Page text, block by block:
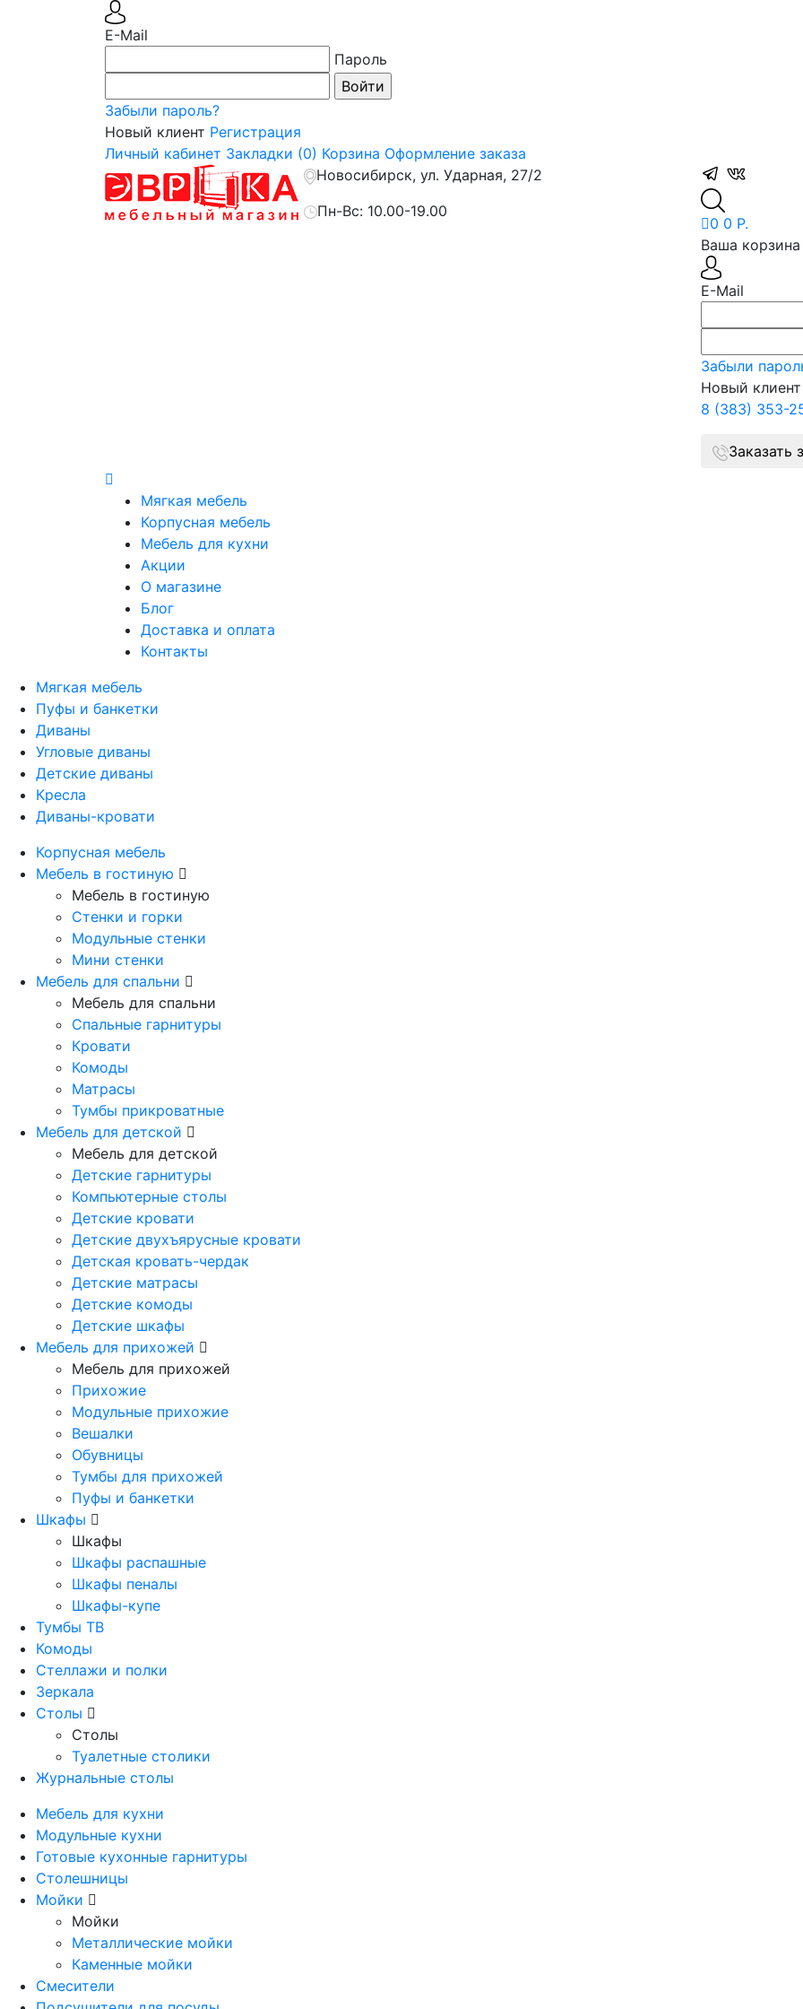
E-Mail
Пароль
Забыли пароль?
Новый клиент Регистрация
Личный кабинет Закладки (0) Корзина Оформление заказа
Новосибирск, ул. Ударная, 27/2
Пн-Вс: 10.00-19.00
0 0 Р.
Ваша корзина
E-Mail
Забыли
Новый клиент
8 (383) 353-
Заказать
Мягкая мебель
Корпусная мебель
Мебель для кухни
Акции
О магазине
Блог
Доставка и оплата
Контакты
Мягкая мебель
Пуфы и банкетки
Диваны
Угловые диваны
Детские диваны
Кресла
Диваны-кровати
Корпусная мебель
Мебель в гостиную
Мебель в гостиную
Стенки и горки
Модульные стенки
Мини стенки
Мебель для спальни
Мебель для спальни
Спальные гарнитуры
Кровати
Комоды
Матрасы
Тумбы прикроватные
Мебель для детской
Мебель для детской
Детские гарнитуры
Компьютерные столы
Детские кровати
Детские двухъярусные кровати
Детская кровать-чердак
Детские матрасы
Детские комоды
Детские шкафы
Мебель для прихожей
Мебель для прихожей
Прихожие
Модульные прихожие
Вешалки
Обувницы
Тумбы для прихожей
Пуфы и банкетки
Шкафы
Шкафы
Шкафы распашные
Шкафы пеналы
Шкафы-купе
Тумбы ТВ
Комоды
Стеллажи и полки
Зеркала
Столы
Столы
Туалетные столики
Журнальные столы
Мебель для кухни
Модульные кухни
Готовые кухонные гарнитуры
Столешницы
Мойки
Мойки
Металлические мойки
Каменные мойки
Смесители